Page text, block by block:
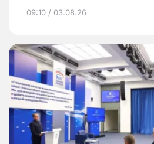
09:10 / 03.08.26